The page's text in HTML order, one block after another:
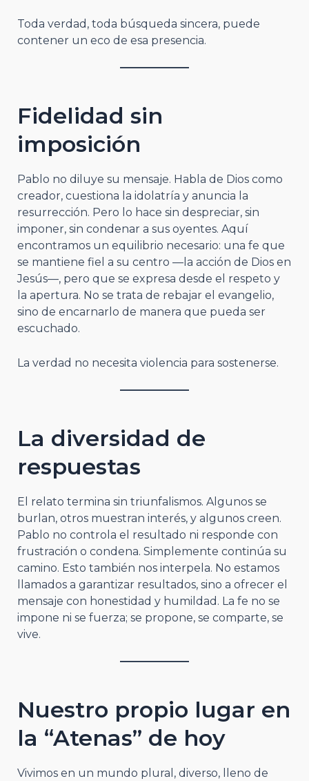
Toda verdad, toda búsqueda sincera, puede
contener un eco de esa presencia.
Fidelidad sin
imposición
Pablo no diluye su mensaje. Habla de Dios como
creador, cuestiona la idolatría y anuncia la
resurrección. Pero lo hace sin despreciar, sin
imponer, sin condenar a sus oyentes. Aquí
encontramos un equilibrio necesario: una fe que
se mantiene fiel a su centro —la acción de Dios en
Jesús—, pero que se expresa desde el respeto y
la apertura. No se trata de rebajar el evangelio,
sino de encarnarlo de manera que pueda ser
escuchado.
La verdad no necesita violencia para sostenerse.
La diversidad de
respuestas
El relato termina sin triunfalismos. Algunos se
burlan, otros muestran interés, y algunos creen.
Pablo no controla el resultado ni responde con
frustración o condena. Simplemente continúa su
camino. Esto también nos interpela. No estamos
llamados a garantizar resultados, sino a ofrecer el
mensaje con honestidad y humildad. La fe no se
impone ni se fuerza; se propone, se comparte, se
vive.
Nuestro propio lugar en
la “Atenas” de hoy
Vivimos en un mundo plural, diverso, lleno de